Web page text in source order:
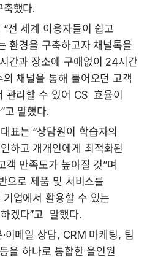
했다.
전 세계 이용자들이 쉽고
환경을 구축하고자 채널톡을
간과 장소에 구애없이 24시간
채널을 통해 들어오던 고객
관리할 수 있어 CS  효율이
고 말했다.
표는 “상담원이 학습자의
하고 개개인에게 최적화된
객 만족도가 높아질 것”며
으로 제품 및 서비스를
업에서 활용할 수 있는
겠다”고  말했다.
이메일 상담, CRM 마케팅, 팀
을 하나로 통합한 올인원